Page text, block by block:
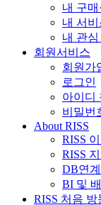
내 구매
내 서
내 관
회원서비스
회원가
로그인
아이디
비밀번
About RISS
RISS
RISS
DB연
BI 및
RISS 처음 방